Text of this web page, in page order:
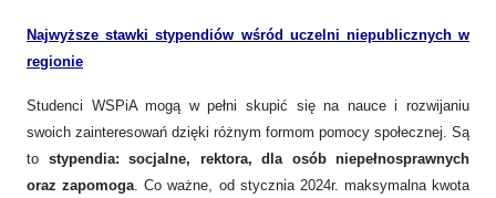
Najwyższe stawki stypendiów wśród uczelni niepublicznych w
regionie
Studenci WSPiA mogą w pełni skupić się na nauce i rozwijaniu
swoich zainteresowań dzięki różnym formom pomocy społecznej. Są
to stypendia: socjalne, rektora, dla osób niepełnosprawnych
oraz zapomoga. Co ważne, od stycznia 2024r. maksymalna kwota